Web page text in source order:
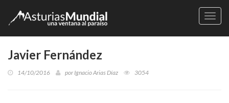
Javier Fernández
14/10/2016 por Ignacio Arias Díaz 3054